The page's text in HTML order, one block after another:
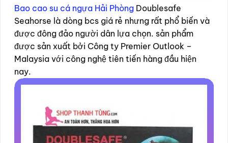
Bao cao su cá ngựa Hải Phòng Doublesafe
Seahorse là dòng bcs giá rẻ nhưng rất phổ biến và
được đông đảo người dân lựa chọn. sản phẩm
được sản xuất bởi Công ty Premier Outlook –
Malaysia với công nghệ tiên tiến hàng đầu hiện
nay.